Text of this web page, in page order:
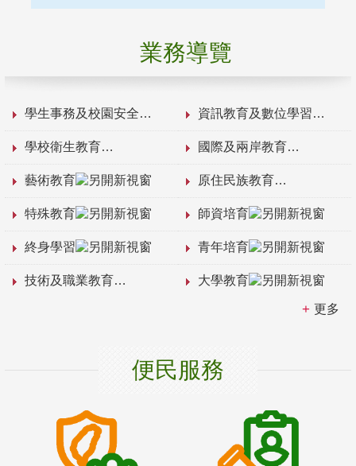
業務導覽
學生事務及校園安全 資訊教育及數位學習
學校衛生教育 國際及兩岸教育
藝術教育 原住民族教育
特殊教育 師資培育
終身學習 青年培育
技術及職業教育 大學教育
更多
便民服務